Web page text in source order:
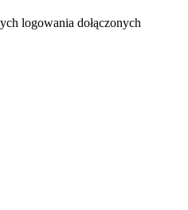
logowania dołączonych